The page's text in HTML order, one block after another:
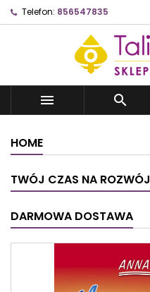
Telefon: 856547835
 
HOME
TWÓJ CZAS NA ROZWÓJ
DARMOWA DOSTAWA